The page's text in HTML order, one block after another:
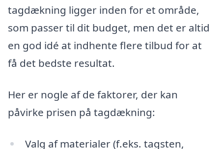
tagdækning ligger inden for et område,
som passer til dit budget, men det er altid
en god idé at indhente flere tilbud for at
få det bedste resultat.
Her er nogle af de faktorer, der kan
påvirke prisen på tagdækning:
Valg af materialer (f.eks. tagsten,